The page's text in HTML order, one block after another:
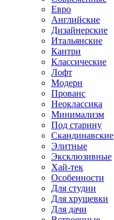
Евро
Английские
Дизайнерские
Итальянские
Кантри
Классические
Лофт
Модерн
Прованс
Неоклассика
Минимализм
Под старину
Скандинавские
Элитные
Эксклюзивные
Хай-тек
Особенности
Для студии
Для хрущевки
Для дачи